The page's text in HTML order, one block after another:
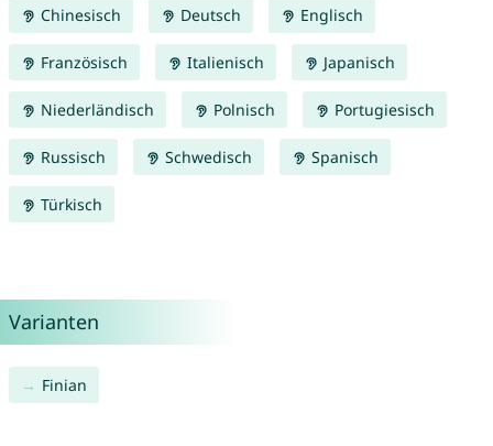
Chinesisch Deutsch Englisch
Französisch Italienisch Japanisch
Niederländisch Polnisch Portugiesisch
Russisch Schwedisch Spanisch
Türkisch
Varianten
Finian